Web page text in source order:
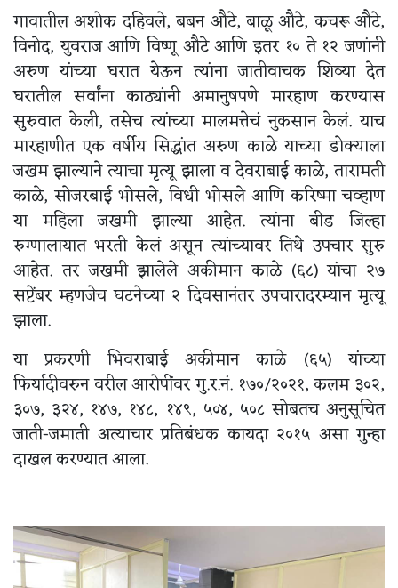
गावातील अशोक दहिवले, बबन औटे, बाळू औटे, कचरू औटे,
विनोद, युवराज आणि विष्णू औटे आणि इतर १० ते १२ जणांनी
अरुण यांच्या घरात येऊन त्यांना जातीवाचक शिव्या देत
घरातील सर्वांना काठ्यांनी अमानुषपणे मारहाण करण्यास
सुरुवात केली, तसेच त्यांच्या मालमत्तेचं नुकसान केलं. याच
मारहाणीत एक वर्षीय सिद्धांत अरुण काळे याच्या डोक्याला
जखम झाल्याने त्याचा मृत्यू झाला व देवराबाई काळे, तारामती
काळे, सोजरबाई भोसले, विधी भोसले आणि करिष्मा चव्हाण
या महिला जखमी झाल्या आहेत. त्यांना बीड जिल्हा
रुग्णालायात भरती केलं असून त्यांच्यावर तिथे उपचार सुरु
आहेत. तर जखमी झालेले अकीमान काळे (६८) यांचा २७
सप्टेंबर म्हणजेच घटनेच्या २ दिवसानंतर उपचारादरम्यान मृत्यू
झाला.
या प्रकरणी भिवराबाई अकीमान काळे (६५) यांच्या
फिर्यादीवरुन वरील आरोपींवर गु.र.नं. १७०/२०२१, कलम ३०२,
३०७, ३२४, १४७, १४८, १४९, ५०४, ५०८ सोबतच अनुसूचित
जाती-जमाती अत्याचार प्रतिबंधक कायदा २०१५ असा गुन्हा
दाखल करण्यात आला.